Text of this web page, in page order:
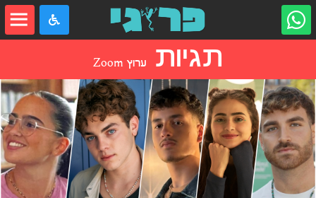
תגיות ערוץ Zoom